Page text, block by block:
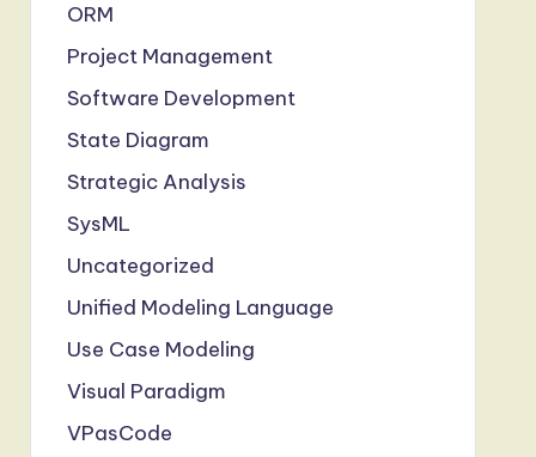
ORM
Project Management
Software Development
State Diagram
Strategic Analysis
SysML
Uncategorized
Unified Modeling Language
Use Case Modeling
Visual Paradigm
VPasCode